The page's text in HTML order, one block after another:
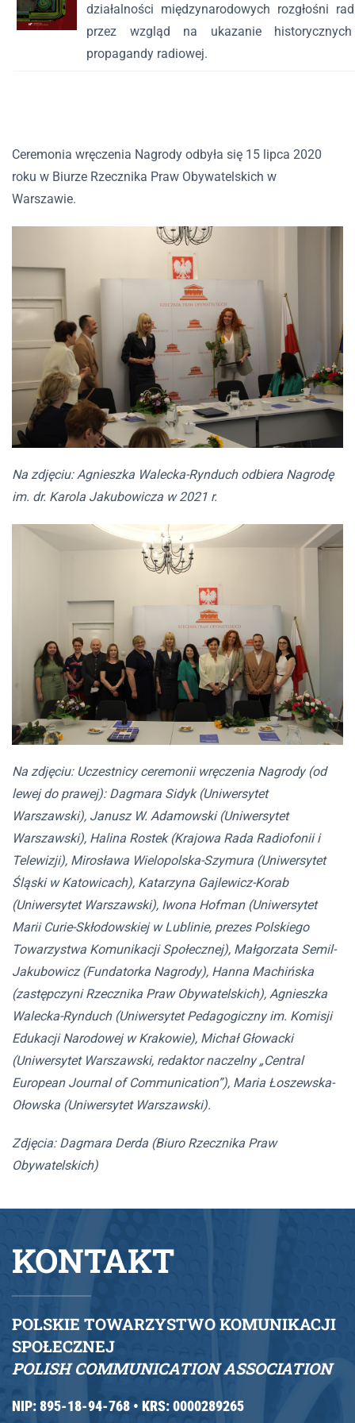
działalności międzynarodowych rozgłośni
przez wzgląd na ukazanie historycznych
propagandy radiowej.
Ceremonia wręczenia Nagrody odbyła się 15 lipca 2020
roku w Biurze Rzecznika Praw Obywatelskich w
Warszawie.
Na zdjęciu: Agnieszka Walecka-Rynduch odbiera Nagrodę
im. dr. Karola Jakubowicza w 2021 r.
Na zdjęciu: Uczestnicy ceremonii wręczenia Nagrody (od
lewej do prawej): Dagmara Sidyk (Uniwersytet
Warszawski), Janusz W. Adamowski (Uniwersytet
Warszawski), Halina Rostek (Krajowa Rada Radiofonii i
Telewizji), Mirosława Wielopolska-Szymura (Uniwersytet
Śląski w Katowicach), Katarzyna Gajlewicz-Korab
(Uniwersytet Warszawski), Iwona Hofman (Uniwersytet
Marii Curie-Skłodowskiej w Lublinie, prezes Polskiego
Towarzystwa Komunikacji Społecznej), Małgorzata Semil-
Jakubowicz (Fundatorka Nagrody), Hanna Machińska
(zastępczyni Rzecznika Praw Obywatelskich), Agnieszka
Walecka-Rynduch (Uniwersytet Pedagogiczny im. Komisji
Edukacji Narodowej w Krakowie), Michał Głowacki
(Uniwersytet Warszawski, redaktor naczelny „Central
European Journal of Communication”), Maria Łoszewska-
Ołowska (Uniwersytet Warszawski).
Zdjęcia: Dagmara Derda (Biuro Rzecznika Praw
Obywatelskich)
KONTAKT
POLSKIE TOWARZYSTWO KOMUNIKACJI
SPOŁECZNEJ
POLISH COMMUNICATION ASSOCIATION
NIP: 895-18-94-768 • KRS: 0000289265